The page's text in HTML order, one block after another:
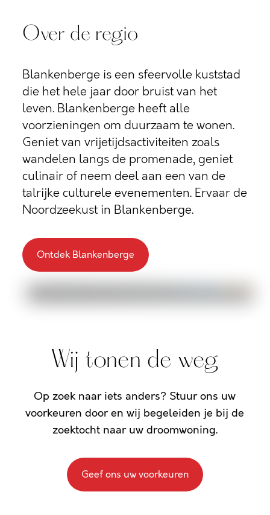
Over de regio
Blankenberge is een sfeervolle kuststad
die het hele jaar door bruist van het
leven. Blankenberge heeft alle
voorzieningen om duurzaam te wonen.
Geniet van vrijetijdsactiviteiten zoals
wandelen langs de promenade, geniet
culinair of neem deel aan een van de
talrijke culturele evenementen. Ervaar de
Noordzeekust in Blankenberge.
Ontdek Blankenberge
Wij tonen de weg
Op zoek naar iets anders? Stuur ons uw
voorkeuren door en wij begeleiden je bij de
zoektocht naar uw droomwoning.
Geef ons uw voorkeuren